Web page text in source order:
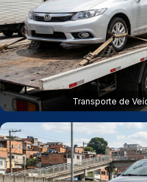
Transporte de